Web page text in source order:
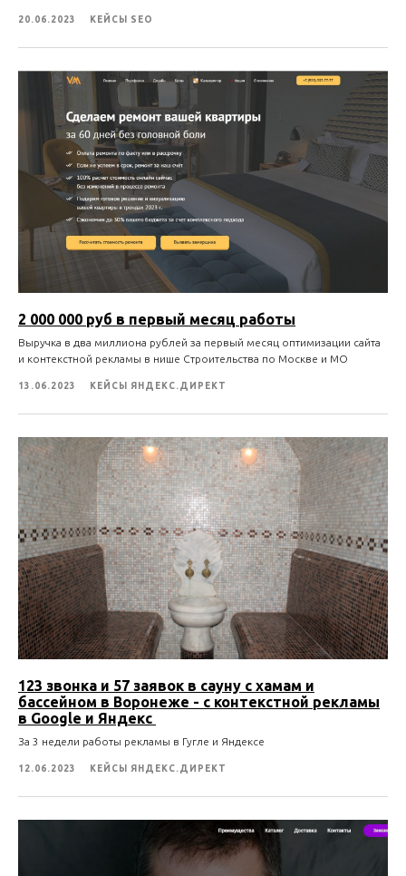
20.06.2023 КЕЙСЫ SEO
2 000 000 руб в первый месяц работы
Выручка в два миллиона рублей за первый месяц оптимизации сайта
и контекстной рекламы в нише Строительства по Москве и МО
13.06.2023 КЕЙСЫ ЯНДЕКС.ДИРЕКТ
123 звонка и 57 заявок в сауну с хамам и
бассейном в Воронеже - с контекстной рекламы
в Google и Яндекс
За 3 недели работы рекламы в Гугле и Яндексе
12.06.2023 КЕЙСЫ ЯНДЕКС.ДИРЕКТ